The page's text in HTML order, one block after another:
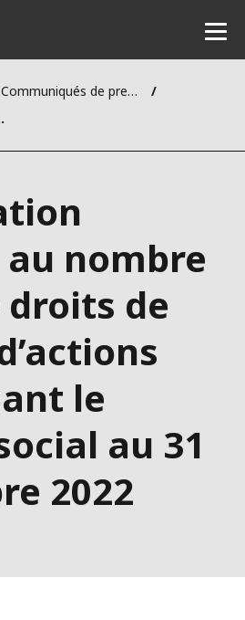
Communiqués de presse
social au 31 décembre 2022
nombre
de
le
au 31
2022